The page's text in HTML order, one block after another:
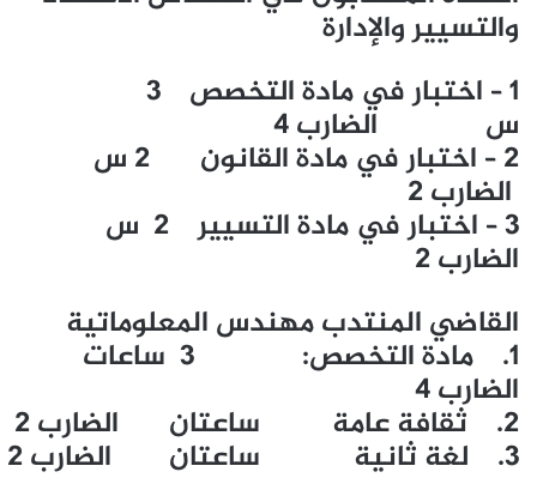
والتسيير والإدارة
1 – اختبار في مادة التخصص 3
س الضارب 4
2 – اختبار في مادة القانون 2 س
الضارب 2
3 – اختبار في مادة التسيير 2 س
الضارب 2
القاضي المنتدب مهندس المعلوماتية
1. مادة التخصص: 3 ساعات
الضارب 4
2. ثقافة عامة ساعتان الضارب 2
3. لغة ثانية ساعتان الضارب 2